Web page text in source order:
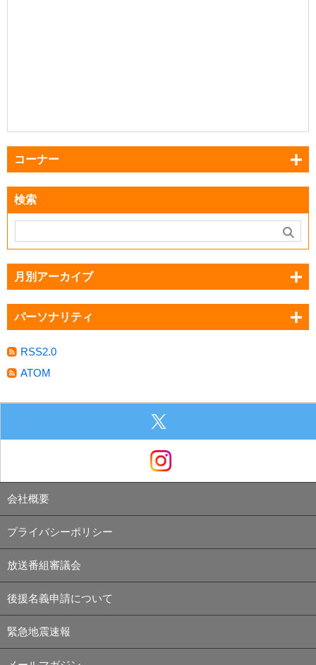
コーナー
検索
月別アーカイブ
パーソナリティ
RSS2.0
ATOM
会社概要
プライバシーポリシー
放送番組審議会
後援名義申請について
緊急地震速報